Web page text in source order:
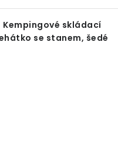
Kempingové skládací
se stanem, šedé